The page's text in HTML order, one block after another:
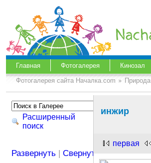
Главная Фотогалерея Кинозал
Фотогалерея сайта Началка.com Природа
Расширенный
поиск
Развернуть |Свернуть
инжир
первая